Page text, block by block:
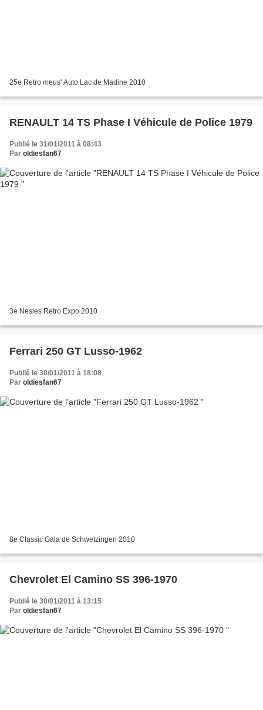
25e Retro meus' Auto Lac de Madine 2010
RENAULT 14 TS Phase I Véhicule de Police 1979
Publié le 31/01/2011 à 08:43
Par oldiesfan67
3e Nesles Retro Expo 2010
Ferrari 250 GT Lusso-1962
Publié le 30/01/2011 à 18:08
Par oldiesfan67
8e Classic Gala de Schwetzingen 2010
Chevrolet El Camino SS 396-1970
Publié le 30/01/2011 à 13:15
Par oldiesfan67